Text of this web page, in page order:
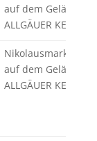
auf dem Gelände
ALLGÄUER KERAMIK
Nikolausmarkt
auf dem Gelände
ALLGÄUER KERAMIK